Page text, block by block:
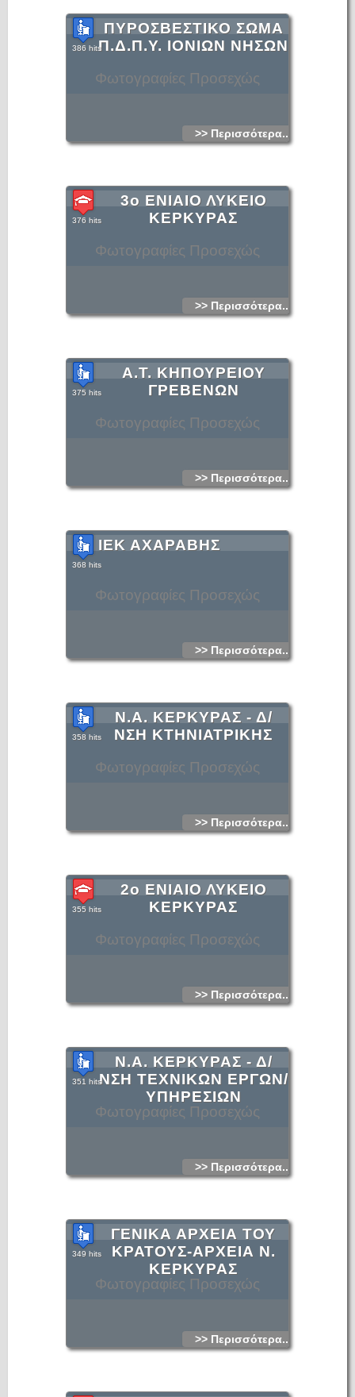
Φωτογραφίες Προσεχώς
ΠΥΡΟΣΒΕΣΤΙΚΟ ΣΩΜΑ
Π.Δ.Π.Υ. ΙΟΝΙΩΝ ΝΗΣΩΝ
386 hits
>> Περισσότερα...
Φωτογραφίες Προσεχώς
3ο ΕΝΙΑΙΟ ΛΥΚΕΙΟ
ΚΕΡΚΥΡΑΣ
376 hits
>> Περισσότερα...
Φωτογραφίες Προσεχώς
Α.Τ. ΚΗΠΟΥΡΕΙΟΥ
ΓΡΕΒΕΝΩΝ
375 hits
>> Περισσότερα...
Φωτογραφίες Προσεχώς
ΙΕΚ ΑΧΑΡΑΒΗΣ
368 hits
>> Περισσότερα...
Φωτογραφίες Προσεχώς
Ν.Α. ΚΕΡΚΥΡΑΣ - Δ/
ΝΣΗ ΚΤΗΝΙΑΤΡΙΚΗΣ
358 hits
>> Περισσότερα...
Φωτογραφίες Προσεχώς
2ο ΕΝΙΑΙΟ ΛΥΚΕΙΟ
ΚΕΡΚΥΡΑΣ
355 hits
>> Περισσότερα...
Φωτογραφίες Προσεχώς
Ν.Α. ΚΕΡΚΥΡΑΣ - Δ/
ΝΣΗ ΤΕΧΝΙΚΩΝ ΕΡΓΩΝ/
ΥΠΗΡΕΣΙΩΝ
351 hits
>> Περισσότερα...
Φωτογραφίες Προσεχώς
ΓΕΝΙΚΑ ΑΡΧΕΙΑ ΤΟΥ
ΚΡΑΤΟΥΣ-ΑΡΧΕΙΑ Ν.
ΚΕΡΚΥΡΑΣ
349 hits
>> Περισσότερα...